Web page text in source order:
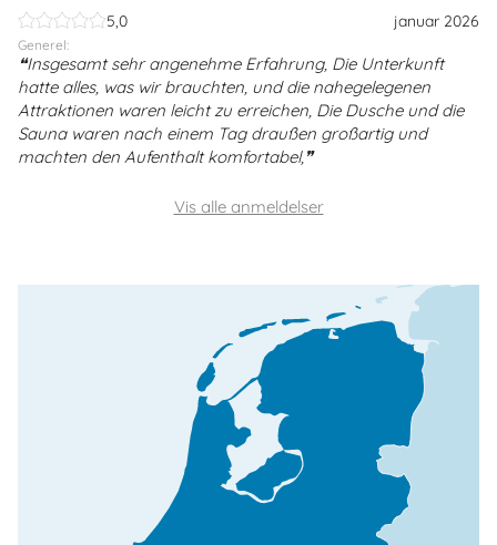
5,0 januar 2026
Generel:
Insgesamt sehr angenehme Erfahrung, Die Unterkunft
hatte alles, was wir brauchten, und die nahegelegenen
Attraktionen waren leicht zu erreichen, Die Dusche und die
Sauna waren nach einem Tag draußen großartig und
machten den Aufenthalt komfortabel,
Vis alle anmeldelser